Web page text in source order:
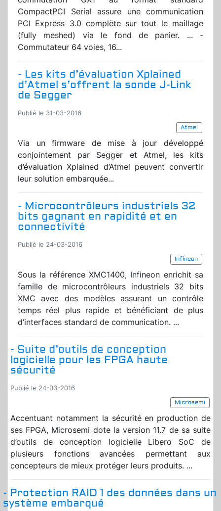
CompactPCI Serial assure une communication
PCI Express 3.0 complète sur tout le maillage
(fully meshed) via le fond de panier. ... -
Commutateur 64 voies, 16...
- Les kits d’évaluation Xplained
d’Atmel s’offrent la sonde J-Link
de Segger
Publié le 31-03-2016
Atmel
Via un firmware de mise à jour développé
conjointement par Segger et Atmel, les kits
d’évaluation Xplained d’Atmel peuvent convertir
leur solution embarquée...
- Microcontrôleurs industriels 32
bits gagnant en rapidité et en
connectivité
Publié le 24-03-2016
Infineon
Sous la référence XMC1400, Infineon enrichit sa
famille de microcontrôleurs industriels 32 bits
XMC avec des modèles assurant un contrôle
temps réel plus rapide et bénéficiant de plus
d’interfaces standard de communication. ...
- Suite d’outils de conception
logicielle pour les FPGA haute
sécurité
Publié le 24-03-2016
Microsemi
Accentuant notamment la sécurité en production de
ses FPGA, Microsemi dote la version 11.7 de sa suite
d’outils de conception logicielle Libero SoC de
plusieurs fonctions avancées permettant aux
concepteurs de mieux protéger leurs produits. ...
- Protection RAID 1 des données dans un
système embarqué